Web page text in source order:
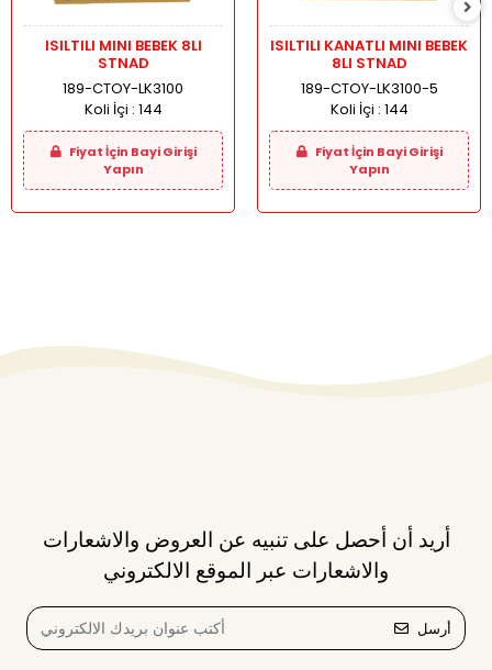
ISILTILI MINI BEBEK 8LI
STNAD
189-CTOY-LK3100
Koli İçi : 144
Fiyat İçin Bayi Girişi
Yapın
ISILTILI KANATLI MINI BEBEK
8LI STNAD
189-CTOY-LK3100-5
Koli İçi : 144
Fiyat İçin Bayi Girişi
Yapın
أريد أن أحصل على تنبيه عن العروض والاشعارات
والاشعارات عبر الموقع الالكتروني
أرسل